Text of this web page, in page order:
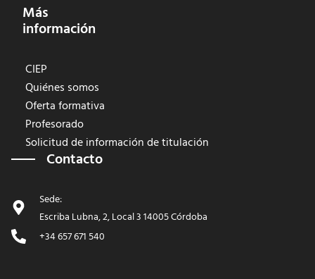
Más
información
CIEP
Quiénes somos
Oferta formativa
Profesorado
Solicitud de información de titulación
Contacto
Sede:
Escriba Lubna, 2, Local 3 14005 Córdoba
+34 657 671 540